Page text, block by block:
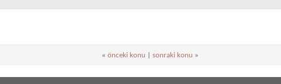
« önceki konu sonraki konu »